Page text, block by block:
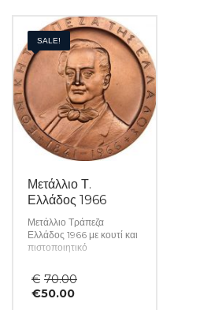
SALE!
Μετάλλιο Τ.
Ελλάδος 1966
Μετάλλιο Τράπεζα
Ελλάδος 1966 με κουτί και
πιστοποιητικό
€ 70.00
€50.00